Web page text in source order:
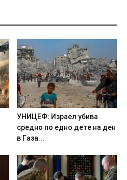
УHИЦEФ: Изpaeл yбивa
cpeднo пo eднo дeтe нa дeн
в Гaзa...